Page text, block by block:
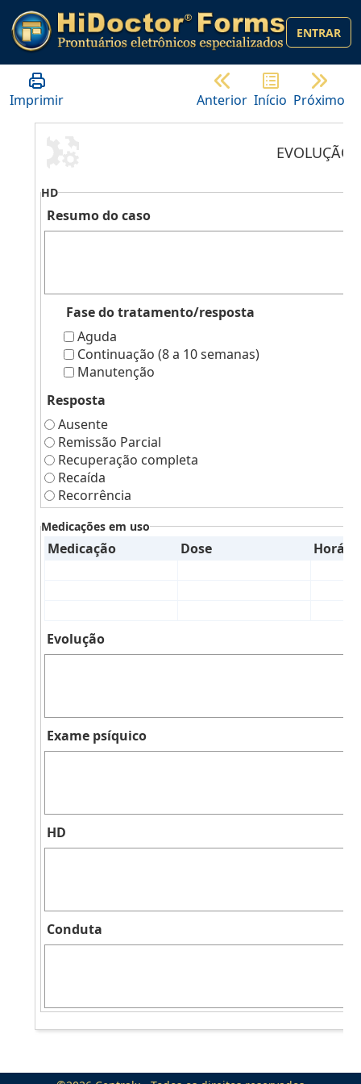
ENTRAR
Imprimir Anterior Início Próximo
EVOLUÇÃO
HD
Resumo do caso
Fase do tratamento/resposta
Aguda
Continuação (8 a 10 semanas)
Manutenção
Resposta
Ausente
Remissão Parcial
Recuperação completa
Recaída
Recorrência
Medicações em uso
Medicação Dose
Evolução
Exame psíquico
HD
Conduta